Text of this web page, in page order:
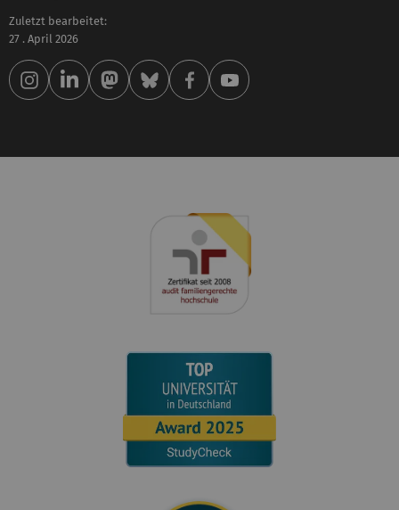
Zuletzt bearbeitet:
27 . April 2026